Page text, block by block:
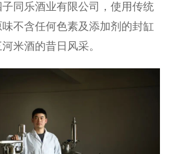
同乐酒业有限公司，使用传统
不含任何色素及添加剂的封缸
米酒的昔日风采。